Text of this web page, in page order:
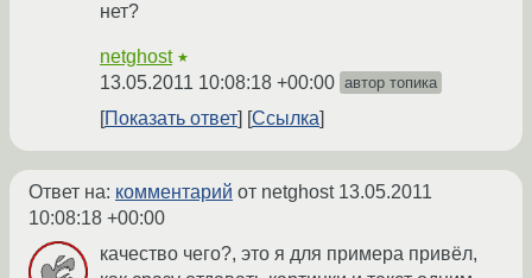
нет?
netghost ★
13.05.2011 10:08:18 +00:00 автор топика
Показать ответ Ссылка
Ответ на: комментарий от netghost 13.05.2011
10:08:18 +00:00
качество чего?, это я для примера привёл,